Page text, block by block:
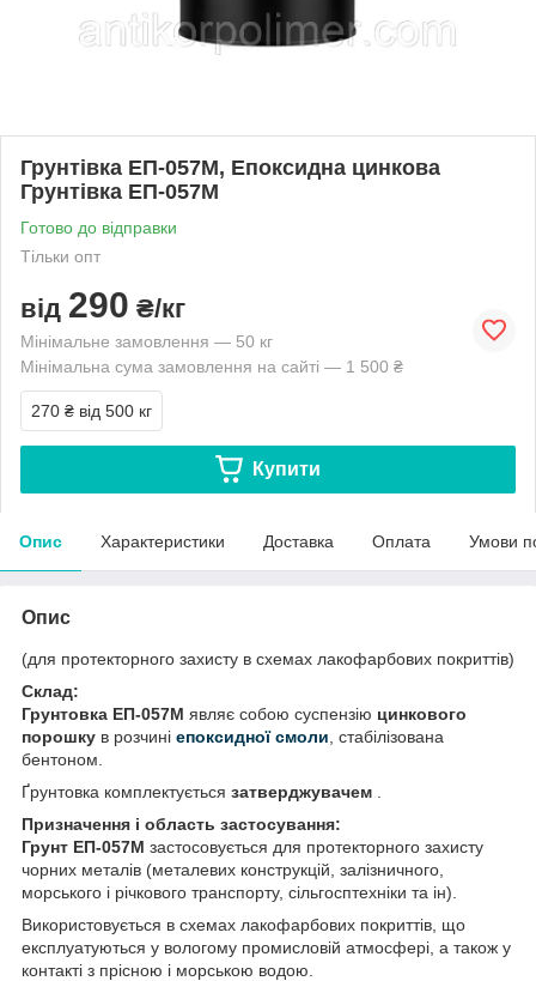
Грунтівка ЕП-057М, Епоксидна цинкова
Грунтівка ЕП-057М
Готово до відправки
Тільки опт
від 290 ₴/кг
Мінімальне замовлення — 50 кг
Мінімальна сума замовлення на сайті — 1 500 ₴
270 ₴ від 500 кг
Купити
Опис Характеристики Доставка Оплата Умови
Опис
(для протекторного захисту в схемах лакофарбових покриттів)
Склад:
Грунтовка ЕП-057М являє собою суспензію цинкового
порошку в розчині епоксидної смоли , стабілізована
бентоном.
Ґрунтовка комплектується затверджувачем
Призначення і область застосування:
Грунт ЕП-057М застосовується для протекторного захисту
чорних металів (металевих конструкцій, залізничного,
морського і річкового транспорту, сільгосптехніки та ін).
Використовується в схемах лакофарбових покриттів, що
експлуатуються у вологому промисловій атмосфері, а також у
контакті з прісною і морською водою.